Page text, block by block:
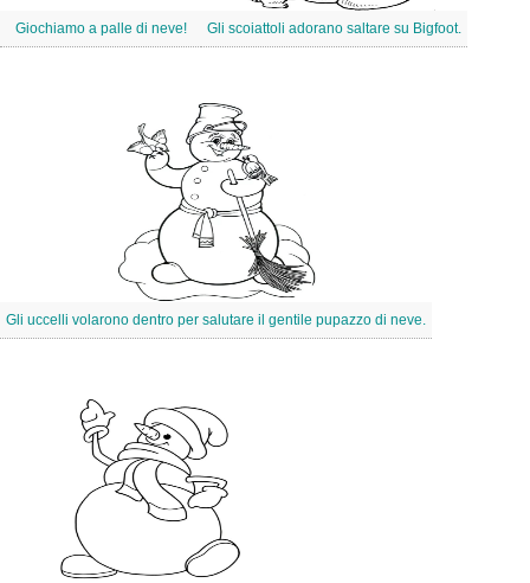
Giochiamo a palle di neve! Gli scoiattoli adorano saltare su Bigfoot.
Gli uccelli volarono dentro per salutare il gentile pupazzo di neve.